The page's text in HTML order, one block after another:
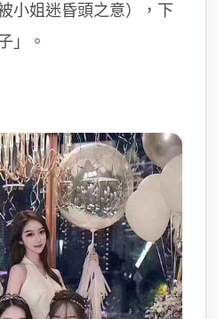
小姐迷昏頭之意），下
」。